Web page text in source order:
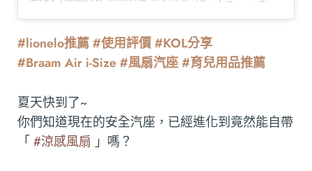
#lionelo推薦 #使用評價 #KOL分享
#Braam Air i-Size #風扇汽座 #育兒用品推薦
夏天快到了~
你們知道現在的安全汽座，已經進化到竟然能自帶
「 #涼感風扇 」嗎？